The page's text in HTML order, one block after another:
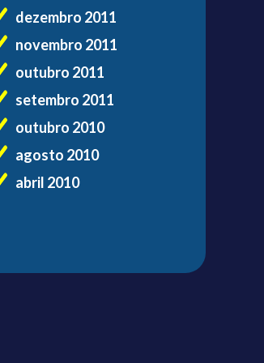
dezembro 2011
novembro 2011
outubro 2011
setembro 2011
outubro 2010
agosto 2010
abril 2010